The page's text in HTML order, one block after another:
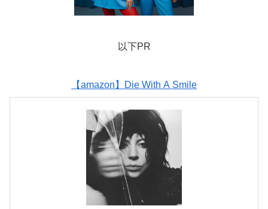
以下PR
【amazon】Die With A Smile